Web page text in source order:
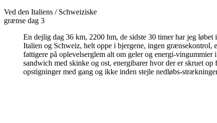
Ved den Italiens / Schweiziske
grænse dag 3
En dejlig dag 36 km, 2200 hm, de sidste 30 timer har jeg
Italien og Schweiz, helt oppe i bjergene, ingen grænsekontrol,
fattigere på oplevelserglem alt om geler og energi-
sandwich med skinke og ost, energibarer hvor der er skruet
opstigninger med gang og ikke inden stejle nedløbs-